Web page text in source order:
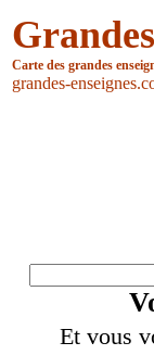
Carte des grandes
grandes-
Et vous